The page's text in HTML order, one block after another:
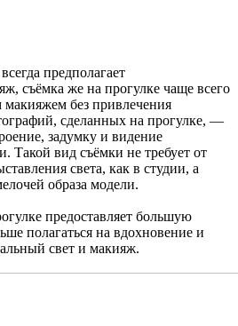
предполагает
съёмка же на прогулке чаще всего
макияжем без привлечения
сделанных на прогулке, —
задумку и видение
Такой вид съёмки не требует от
света, как в студии, а
образа модели.
предоставляет большую
полагаться на вдохновение и
свет и макияж.